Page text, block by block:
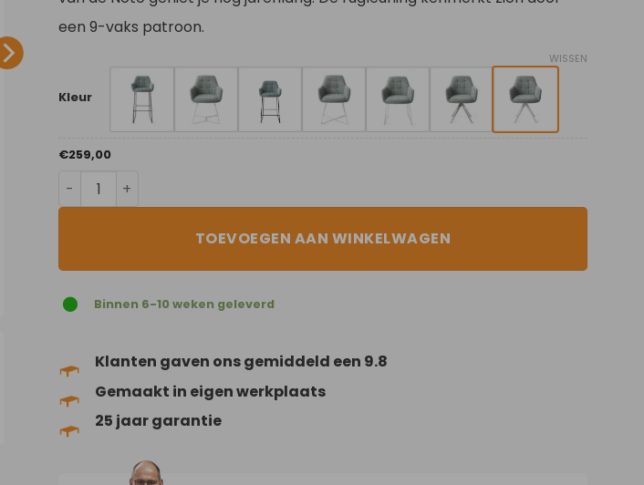
een 9-vaks patroon.
Kleur
WISSEN
€259,00
Real Teal aantal
TOEVOEGEN AAN WINKELWAGEN
Binnen 6-10 weken geleverd
Klanten gaven ons gemiddeld een 9.8
Gemaakt in eigen werkplaats
25 jaar garantie